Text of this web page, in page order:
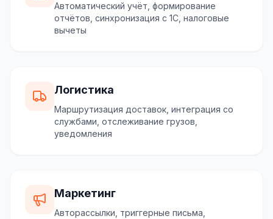
Автоматический учёт, формирование
отчётов, синхронизация с 1С, налоговые
вычеты
Логистика
Маршрутизация доставок, интеграция со
службами, отслеживание грузов,
уведомления
Маркетинг
Авторассылки, триггерные письма,